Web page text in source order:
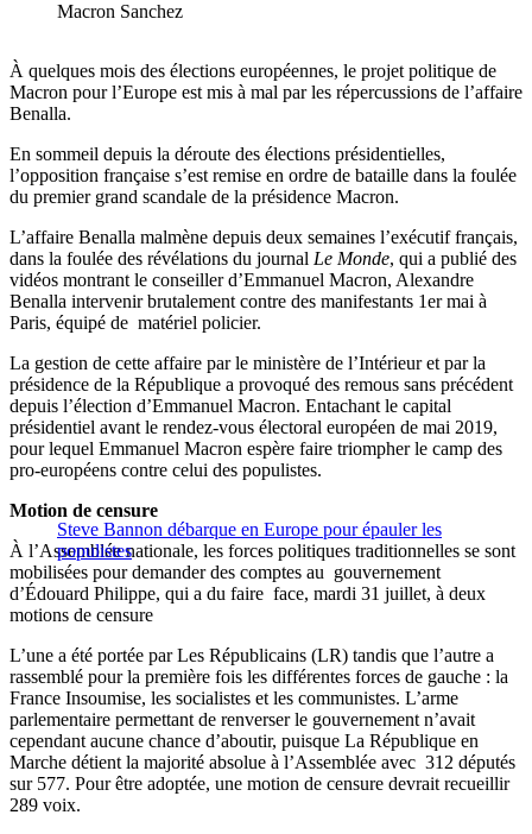
Macron Sanchez
À quelques mois des élections européennes, le projet politique de
Macron pour l’Europe est mis à mal par les répercussions de l’affaire
Benalla.
En sommeil depuis la déroute des élections présidentielles,
l’opposition française s’est remise en ordre de bataille dans la foulée
du premier grand scandale de la présidence Macron.
L’affaire Benalla malmène depuis deux semaines l’exécutif français,
dans la foulée des révélations du journal Le Monde, qui a publié des
vidéos montrant le conseiller d’Emmanuel Macron, Alexandre
Benalla intervenir brutalement contre des manifestants 1er mai à
Paris, équipé de matériel policier.
La gestion de cette affaire par le ministère de l’Intérieur et par la
présidence de la République a provoqué des remous sans précédent
depuis l’élection d’Emmanuel Macron. Entachant le capital
présidentiel avant le rendez-vous électoral européen de mai 2019,
pour lequel Emmanuel Macron espère faire triompher le camp des
pro-européens contre celui des populistes.
Steve Bannon débarque en Europe pour épauler les
populistes
Motion de censure
À l’Assemblée nationale, les forces politiques traditionnelles se sont
mobilisées pour demander des comptes au gouvernement
d’Édouard Philippe, qui a du faire face, mardi 31 juillet, à deux
motions de censure
L’une a été portée par Les Républicains (LR) tandis que l’autre a
rassemblé pour la première fois les différentes forces de gauche : la
France Insoumise, les socialistes et les communistes. L’arme
parlementaire permettant de renverser le gouvernement n’avait
cependant aucune chance d’aboutir, puisque La République en
Marche détient la majorité absolue à l’Assemblée avec 312 députés
sur 577. Pour être adoptée, une motion de censure devrait recueillir
289 voix.